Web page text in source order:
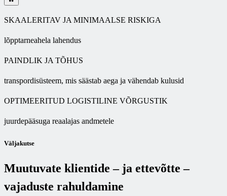
SKAALERITAV JA MINIMAALSE RISKIGA
lõpptarneahela lahendus
PAINDLIK JA TÕHUS
transpordisüsteem, mis säästab aega ja vähendab kulusid
OPTIMEERITUD LOGISTILINE VÕRGUSTIK
juurdepääsuga reaalajas andmetele
Väljakutse
Muutuvate klientide – ja ettevõtte –
vajaduste rahuldamine